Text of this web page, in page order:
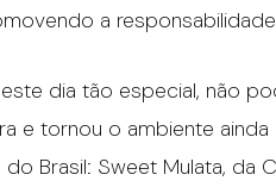
a
dia tão especial, não
e tornou o ambiente ainda
do Brasil: Sweet Mulata, da